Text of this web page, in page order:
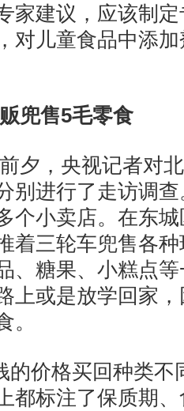
家建议，应该制
对儿童食品中添
兜售5毛零食
夕，央视记者对
别进行了走访调
个小卖店。在东
着三轮车兜售各
、糖果、小糕点
上或是放学回家
的价格买回种类不
都标注了保质期